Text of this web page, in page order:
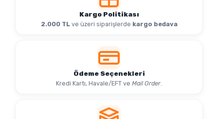
Kargo Politikası
2.000 TLve üzeri siparişlerde kargo bedava
Ödeme Seçenekleri
Kredi Kartı, Havale/EFT ve Mail Order